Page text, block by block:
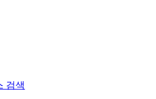
검색